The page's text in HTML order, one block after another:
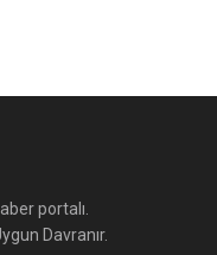
portalı.
Davranır.